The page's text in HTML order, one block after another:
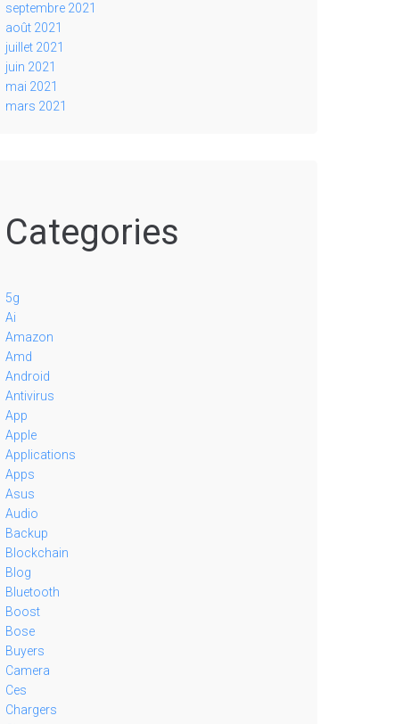
septembre 2021
août 2021
juillet 2021
juin 2021
mai 2021
mars 2021
Categories
5g
Ai
Amazon
Amd
Android
Antivirus
App
Apple
Applications
Apps
Asus
Audio
Backup
Blockchain
Blog
Bluetooth
Boost
Bose
Buyers
Camera
Ces
Chargers